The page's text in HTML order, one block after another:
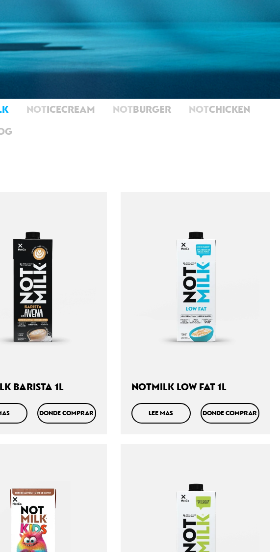
NOT ICECREAM NOT BURGER NOTCHICKEN
BARISTA 1L
DONDE COMPRAR
NOTMILK LOW FAT 1L
LEE MAS DONDE COMPRAR